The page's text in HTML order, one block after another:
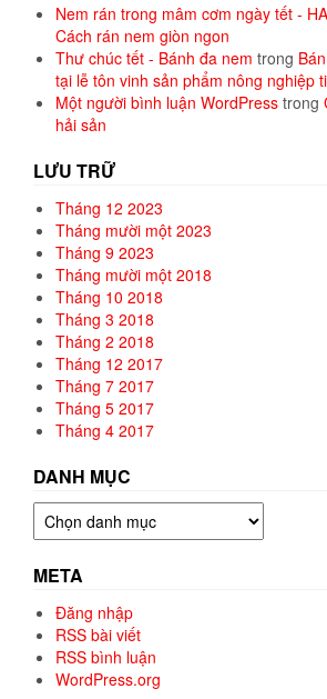
Nem rán trong mâm cơm ngày tết -
Cách rán nem giòn ngon
Thư chúc tết - Bánh đa nem trong
tại lễ tôn vinh sản phẩm nông nghiệp
Một người bình luận WordPress trong
hải sản
LƯU TRỮ
Tháng 12 2023
Tháng mười một 2023
Tháng 9 2023
Tháng mười một 2018
Tháng 10 2018
Tháng 3 2018
Tháng 2 2018
Tháng 12 2017
Tháng 7 2017
Tháng 5 2017
Tháng 4 2017
DANH MỤC
Danh
mục
META
Đăng nhập
RSS bài viết
RSS bình luận
WordPress.org